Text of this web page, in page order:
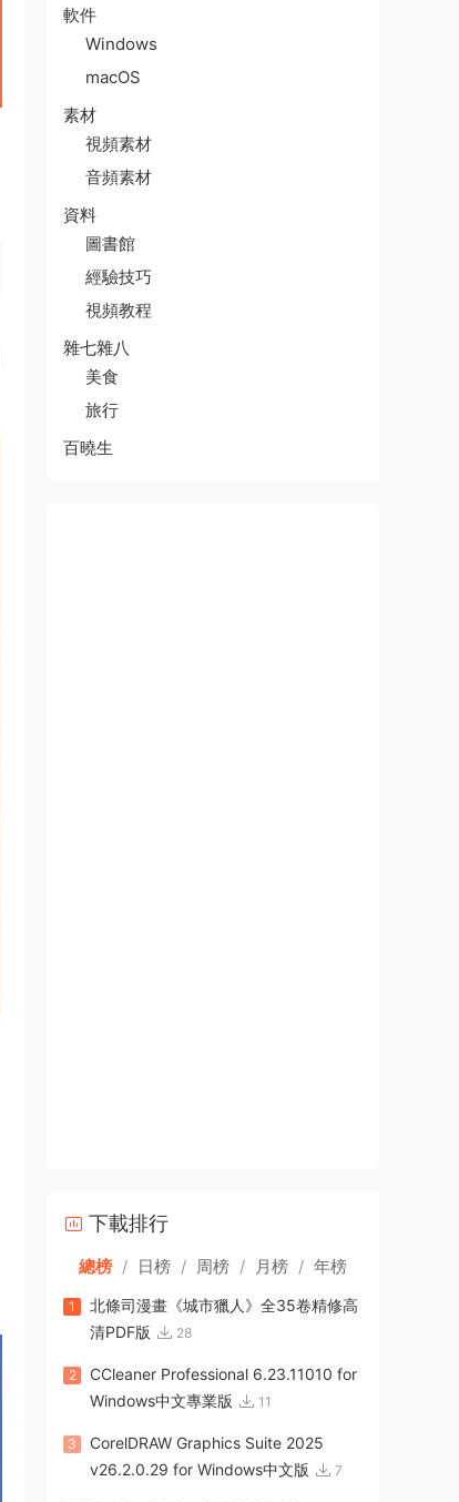
軟件
Windows
macOS
素材
視頻素材
音頻素材
資料
圖書館
經驗技巧
視頻教程
雜七雜八
美食
旅行
百曉生
下載排行
總榜 / 日榜 / 周榜 / 月榜 / 年榜
1
北條司漫畫《城市獵人》全35卷精修高
清PDF版
28
2
CCleaner Professional 6.23.11010 for
Windows中文專業版
11
3
CorelDRAW Graphics Suite 2025
v26.2.0.29 for Windows中文版
7